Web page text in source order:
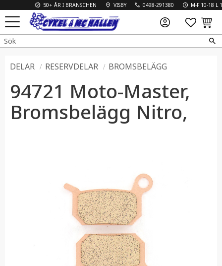
Meny
50+ ÅR I BRANSCHEN VISBY 0498-291380 M-F 10-18 L 10-
DELAR RESERVDELAR BROMSBELÄGG
94721 Moto-Master,
Bromsbelägg Nitro,